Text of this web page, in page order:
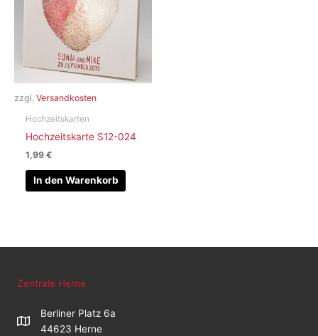
zzgl. Versandkosten
Hochzeitskarten
Hochzeitskarte S12-024
1,99€
In den Warenkorb
Zentrale Herne
Berliner Platz 6a
44623 Herne